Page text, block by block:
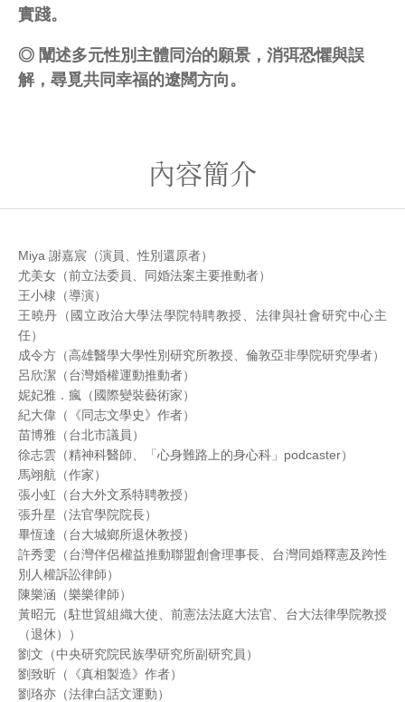
實踐。
◎ 闡述多元性別主體同治的願景，消弭恐懼與誤
解，尋覓共同幸福的遼闊方向。
內容簡介
Miya 謝嘉宸（演員、性別還原者）
尤美女（前立法委員、同婚法案主要推動者）
王小棣（導演）
王曉丹（國立政治大學法學院特聘教授、法律與社會研究中心主
任）
成令方（高雄醫學大學性別研究所教授、倫敦亞非學院研究學者）
呂欣潔（台灣婚權運動推動者）
妮妃雅．瘋（國際變裝藝術家）
紀大偉（《同志文學史》作者）
苗博雅（台北市議員）
徐志雲（精神科醫師、「心身難路上的身心科」podcaster）
馬翊航（作家）
張小虹（台大外文系特聘教授）
張升星（法官學院院長）
畢恆達（台大城鄉所退休教授）
許秀雯（台灣伴侶權益推動聯盟創會理事長、台灣同婚釋憲及跨性
別人權訴訟律師）
陳樂涵（樂樂律師）
黃昭元（駐世貿組織大使、前憲法法庭大法官、台大法律學院教授
（退休））
劉文（中央研究院民族學研究所副研究員）
劉致昕（《真相製造》作者）
劉珞亦（法律白話文運動）